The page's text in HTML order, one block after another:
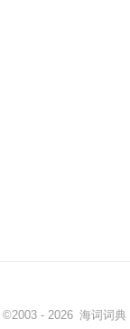
©2003 - 2026 海词词典